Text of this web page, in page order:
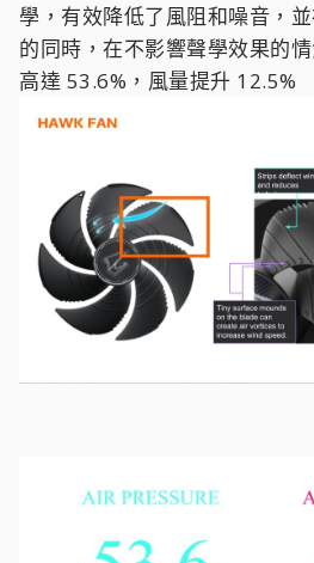
學，有效降低了風阻和噪音，
的同時，在不影響聲學效果的
高達 53.6%，風量提升 12.5%